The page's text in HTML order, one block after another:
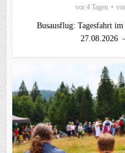
vor 4 Tagen
Busausflug: Tagesfahrt
27.08.2026